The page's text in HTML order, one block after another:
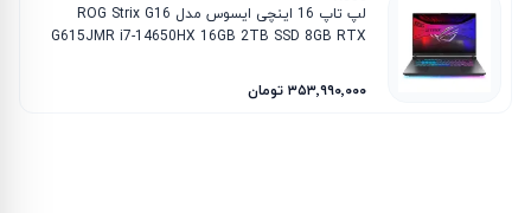
لپ تاپ 16 اینچی ایسوس مدل ROG Strix G16
G615JMR i7-14650HX 16GB 2TB SSD 8GB RTX
۳۵۳٬۹۹۰٬۰۰۰ تومان